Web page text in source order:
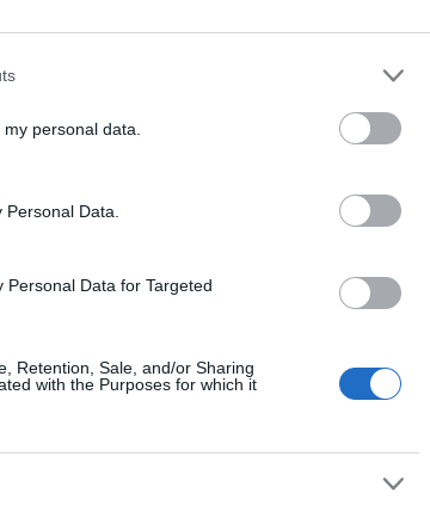
personal data.
Data.
Data for Targeted
Retention, Sale, and/or Sharing
with the Purposes for which it
το… όπλο του και
στον ΣΥΡΙΖΑ.